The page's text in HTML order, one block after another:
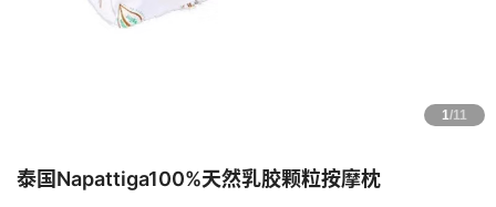
1/11
泰国Napattiga100%天然乳胶颗粒按摩枕